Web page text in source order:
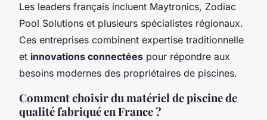
Les leaders français incluent Maytronics, Zodiac
Pool Solutions et plusieurs spécialistes régionaux.
Ces entreprises combinent expertise traditionnelle
et innovations connectées pour répondre aux
besoins modernes des propriétaires de piscines.
Comment choisir du matériel de piscine de
qualité fabriqué en France ?